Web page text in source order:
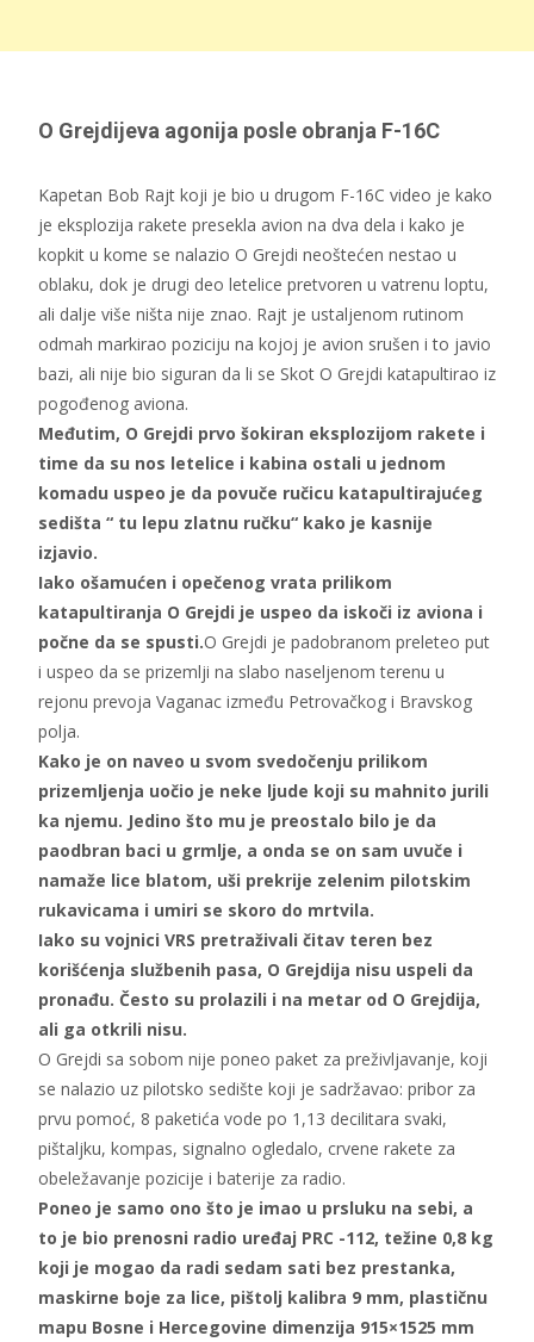
O Grejdijeva agonija posle obranja F-16C
Kapetan Bob Rajt koji je bio u drugom F-16C video je kako
je eksplozija rakete presekla avion na dva dela i kako je
kopkit u kome se nalazio O Grejdi neoštećen nestao u
oblaku, dok je drugi deo letelice pretvoren u vatrenu loptu,
ali dalje više ništa nije znao. Rajt je ustaljenom rutinom
odmah markirao poziciju na kojoj je avion srušen i to javio
bazi, ali nije bio siguran da li se Skot O Grejdi katapultirao iz
pogođenog aviona.
Međutim, O Grejdi prvo šokiran eksplozijom rakete i
time da su nos letelice i kabina ostali u jednom
komadu uspeo je da povuče ručicu katapultirajućeg
sedišta “ tu lepu zlatnu ručku“ kako je kasnije
izjavio.
Iako ošamućen i opečenog vrata prilikom
katapultiranja O Grejdi je uspeo da iskoči iz aviona i
počne da se spusti.O Grejdi je padobranom preleteo put
i uspeo da se prizemlji na slabo naseljenom terenu u
rejonu prevoja Vaganac između Petrovačkog i Bravskog
polja.
Kako je on naveo u svom svedočenju prilikom
prizemljenja uočio je neke ljude koji su mahnito jurili
ka njemu. Jedino što mu je preostalo bilo je da
paodbran baci u grmlje, a onda se on sam uvuče i
namaže lice blatom, uši prekrije zelenim pilotskim
rukavicama i umiri se skoro do mrtvila.
Iako su vojnici VRS pretraživali čitav teren bez
korišćenja službenih pasa, O Grejdija nisu uspeli da
pronađu. Često su prolazili i na metar od O Grejdija,
ali ga otkrili nisu.
O Grejdi sa sobom nije poneo paket za preživljavanje, koji
se nalazio uz pilotsko sedište koji je sadržavao: pribor za
prvu pomoć, 8 paketića vode po 1,13 decilitara svaki,
pištaljku, kompas, signalno ogledalo, crvene rakete za
obeležavanje pozicije i baterije za radio.
Poneo je samo ono što je imao u prsluku na sebi, a
to je bio prenosni radio uređaj PRC -112, težine 0,8 kg
koji je mogao da radi sedam sati bez prestanka,
maskirne boje za lice, pištolj kalibra 9 mm, plastičnu
mapu Bosne i Hercegovine dimenzija 915×1525 mm